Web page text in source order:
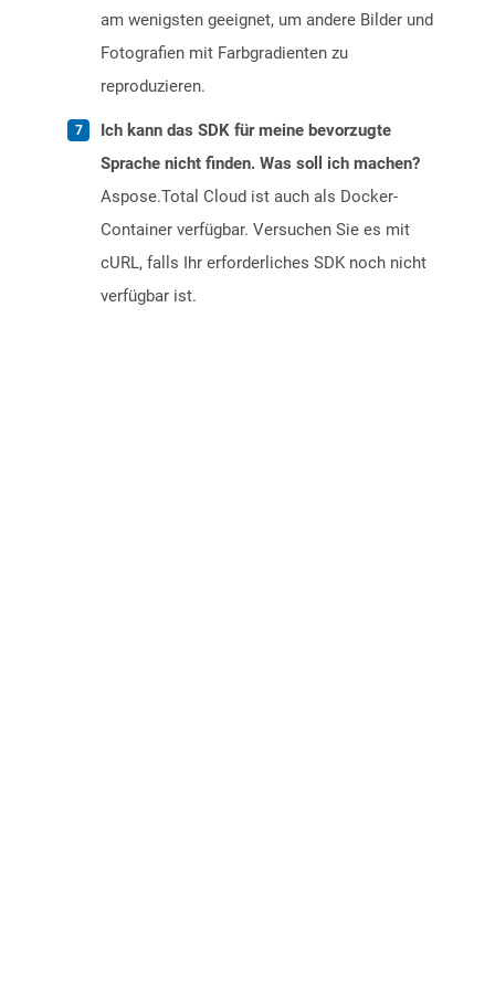
am wenigsten geeignet, um andere Bilder und
Fotografien mit Farbgradienten zu
reproduzieren.
Ich kann das SDK für meine bevorzugte
Sprache nicht finden. Was soll ich machen?
Aspose.Total Cloud ist auch als Docker-
Container verfügbar. Versuchen Sie es mit
cURL, falls Ihr erforderliches SDK noch nicht
verfügbar ist.